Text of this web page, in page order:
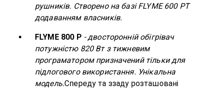
рушників. Створено на базі FLYME 600 PТ
додаванням власників.
FLYME 800 P - двосторонній обігрівач
потужністю 820 Вт з тижневим
програматором призначений тільки для
підлогового використання. Унікальна
модель.Спереду та ззаду розташовані